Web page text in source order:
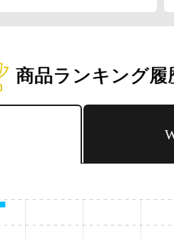
商品ランキング履